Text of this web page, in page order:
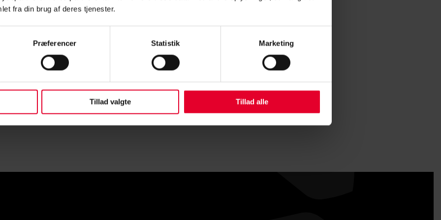
fra din brug af deres tjenester.
Præferencer Statistik Marketing
Tillad valgte Tillad alle
så den hænger sammen med tjenesten og de operative behov.